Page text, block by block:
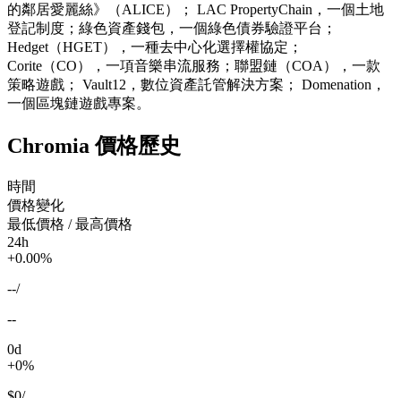
的鄰居愛麗絲》（ALICE）； LAC PropertyChain，一個土地
登記制度；綠色資產錢包，一個綠色債券驗證平台；
Hedget（HGET），一種去中心化選擇權協定；
Corite（CO），一項音樂串流服務；聯盟鏈（COA），一款
策略遊戲； Vault12，數位資產託管解決方案； Domenation，
一個區塊鏈遊戲專案。
Chromia 價格歷史
時間
價格變化
最低價格 / 最高價格
24h
+0.00%
--/
--
0d
+0%